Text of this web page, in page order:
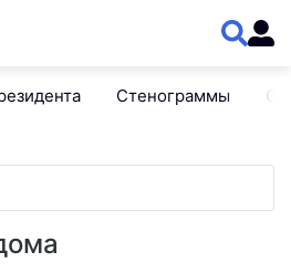
Стенограммы